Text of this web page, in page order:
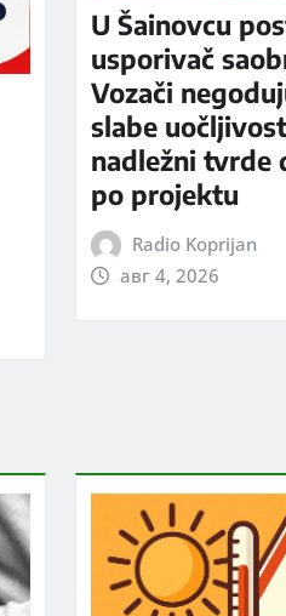
U Šainovcu
usporivač
Vozači
slabe
nadležni tvrde
po projektu
Radio Koprijan
авг 4, 2026